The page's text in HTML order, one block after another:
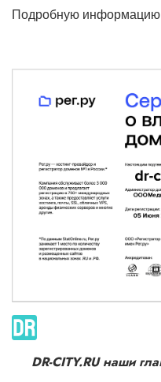
Подробную информацию
DR-CITY.RU наши